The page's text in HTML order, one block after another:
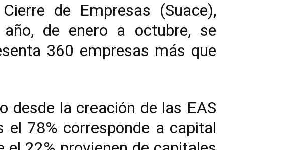
de Empresas (Suace),
de enero a octubre, se
360 empresas más que
desde la creación de las EAS
el 78% corresponde a capital